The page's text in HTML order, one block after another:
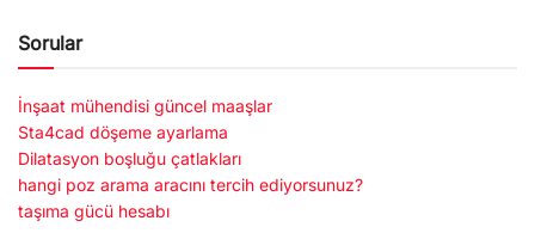
Sorular
İnşaat mühendisi güncel maaşlar
Sta4cad döşeme ayarlama
Dilatasyon boşluğu çatlakları
hangi poz arama aracını tercih ediyorsunuz?
taşıma gücü hesabı